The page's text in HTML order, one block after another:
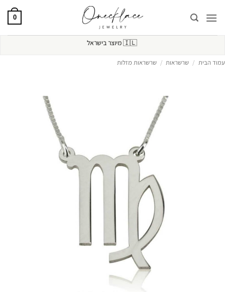
0
🇮🇱מיוצר בישראל
עמוד הבית / שרשראות / שרשראות מזלות